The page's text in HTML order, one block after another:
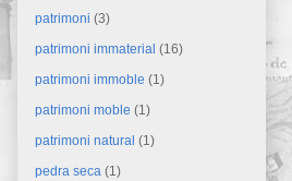
patrimoni (3)
patrimoni immaterial (16)
patrimoni immoble (1)
patrimoni moble (1)
patrimoni natural (1)
pedra seca (1)